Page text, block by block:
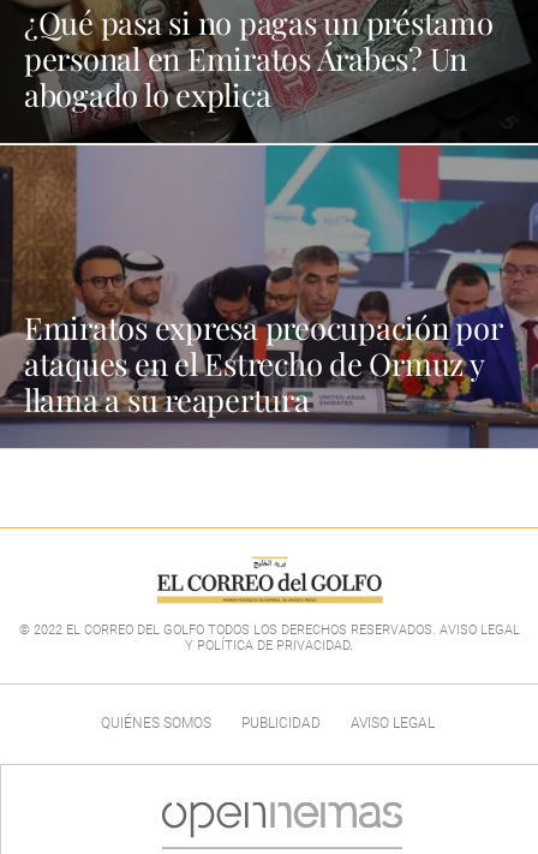
¿Qué pasa si no pagas un préstamo
personal en Emiratos Árabes? Un
abogado lo explica
Emiratos expresa preocupación por
ataques en el Estrecho de Ormuz y
llama a su reapertura
© 2022 EL CORREO DEL GOLFO TODOS LOS DERECHOS RESERVADOS. AVISO LEGAL
Y POLÍTICA DE PRIVACIDAD.
QUIÉNES SOMOS PUBLICIDAD AVISO LEGAL